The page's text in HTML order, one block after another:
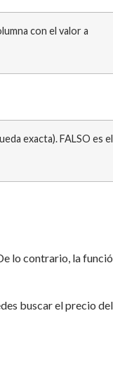
con el valor a
exacta). FALSO es el
lo contrario, la
buscar el precio del